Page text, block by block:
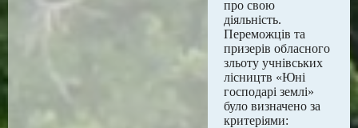
про свою
діяльність.
Переможців та
призерів обласного
зльоту учнівських
лісництв «Юні
господарі землі»
було визначено за
критеріями: